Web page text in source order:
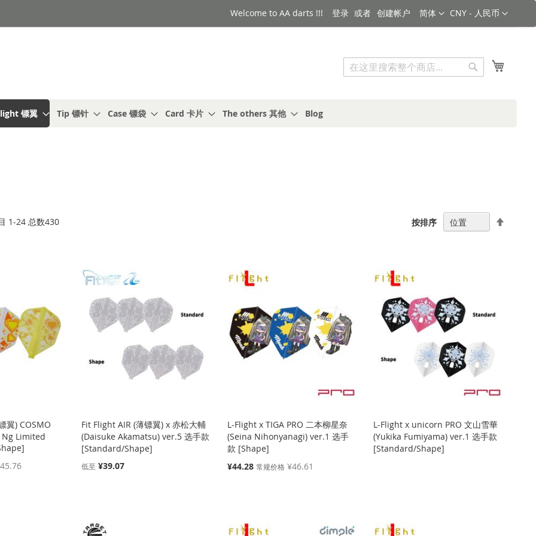
货币
CNY - 人民币
语言
简体
Welcome to AA darts !!! 登录 创建帐户
搜索
镖翼
Tip 镖针 Case 镖袋 Card 卡片 The others 其他 Blog
1-24 总数430 按排序
翼) COSMO
Ng Limited
Fit Flight AIR (薄镖翼) x 赤松大輔
(Daisuke Akamatsu) ver.5 选手款
[Standard/Shape]
低至 ¥39.07
L-Flight x TIGA PRO 二本柳星奈
(Seina Nihonyanagi) ver.1 选手
款 [Shape]
特
¥44.28 常规价格 ¥46.61
L-Flight x unicorn PRO 文山雪華
(Yukika Fumiyama) ver.1 选手款
[Standard/Shape]